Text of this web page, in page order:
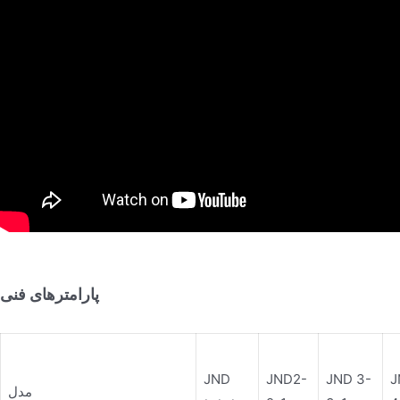
پارامترهای فنی
مدل
JND
JND2-
JND 3-